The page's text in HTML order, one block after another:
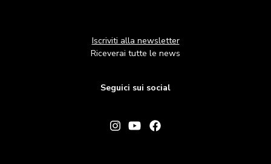
Iscriviti alla newsletter
Riceverai tutte le news
Seguici sui social